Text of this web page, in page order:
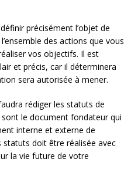
précisément l’objet de
des actions que vous
vos objectifs. Il est
et précis, car il déterminera
sera autorisée à mener.
rédiger les statuts de
le document fondateur qui
interne et externe de
statuts doit être réalisée avec
la vie future de votre